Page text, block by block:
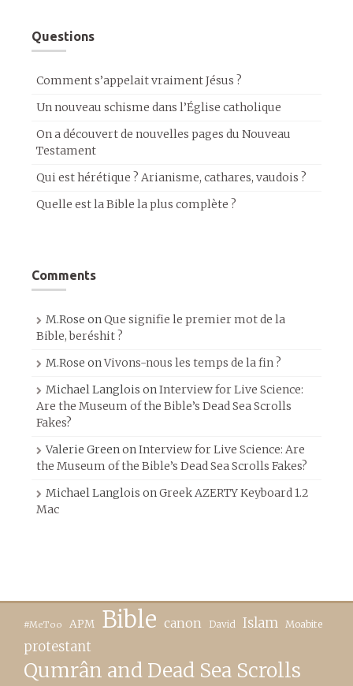
Questions
Comment s’appelait vraiment Jésus ?
Un nouveau schisme dans l’Église catholique
On a découvert de nouvelles pages du Nouveau
Testament
Qui est hérétique ? Arianisme, cathares, vaudois ?
Quelle est la Bible la plus complète ?
Comments
M.Rose onQue signifie le premier mot de la
Bible, beréshit ?
M.Rose onVivons-nous les temps de la fin ?
Michael Langlois onInterview for Live Science:
Are the Museum of the Bible’s Dead Sea Scrolls
Fakes?
Valerie GreenonInterview for Live Science: Are
the Museum of the Bible’s Dead Sea Scrolls Fakes?
Michael Langlois onGreek AZERTY Keyboard 1.2
Mac
#MeToo APM Bible canon David Islam Moabite
protestant
Qumrân and Dead Sea Scrolls